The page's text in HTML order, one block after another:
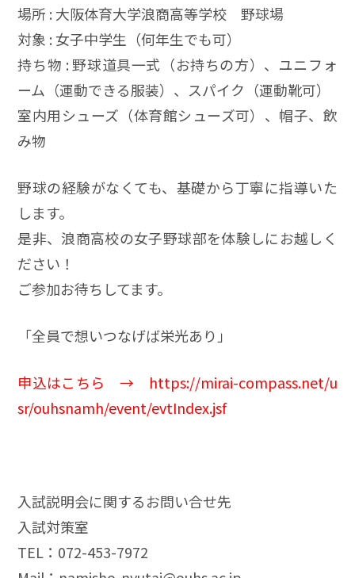
場所 : 大阪体育大学浪商高等学校 野球場
対象 : 女子中学生（何年生でも可）
持ち物 : 野球道具一式（お持ちの方）、ユニフォ
ーム（運動できる服装）、スパイク（運動靴可）
室内用シューズ（体育館シューズ可）、帽子、飲
み物
野球の経験がなくても、基礎から丁寧に指導いた
します。
是非、浪商高校の女子野球部を体験しにお越しく
ださい！
ご参加お待ちしてます。
「全員で想いつなげば栄光あり」
申込はこちら → https://mirai-compass.net/u
sr/ouhsnamh/event/evtIndex.jsf
入試説明会に関するお問い合せ先
入試対策室
TEL：072-453-7972